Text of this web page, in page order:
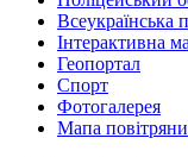
Всеукраїнська
Інтерактивна
Геопортал
Спорт
Фотогалерея
Мапа